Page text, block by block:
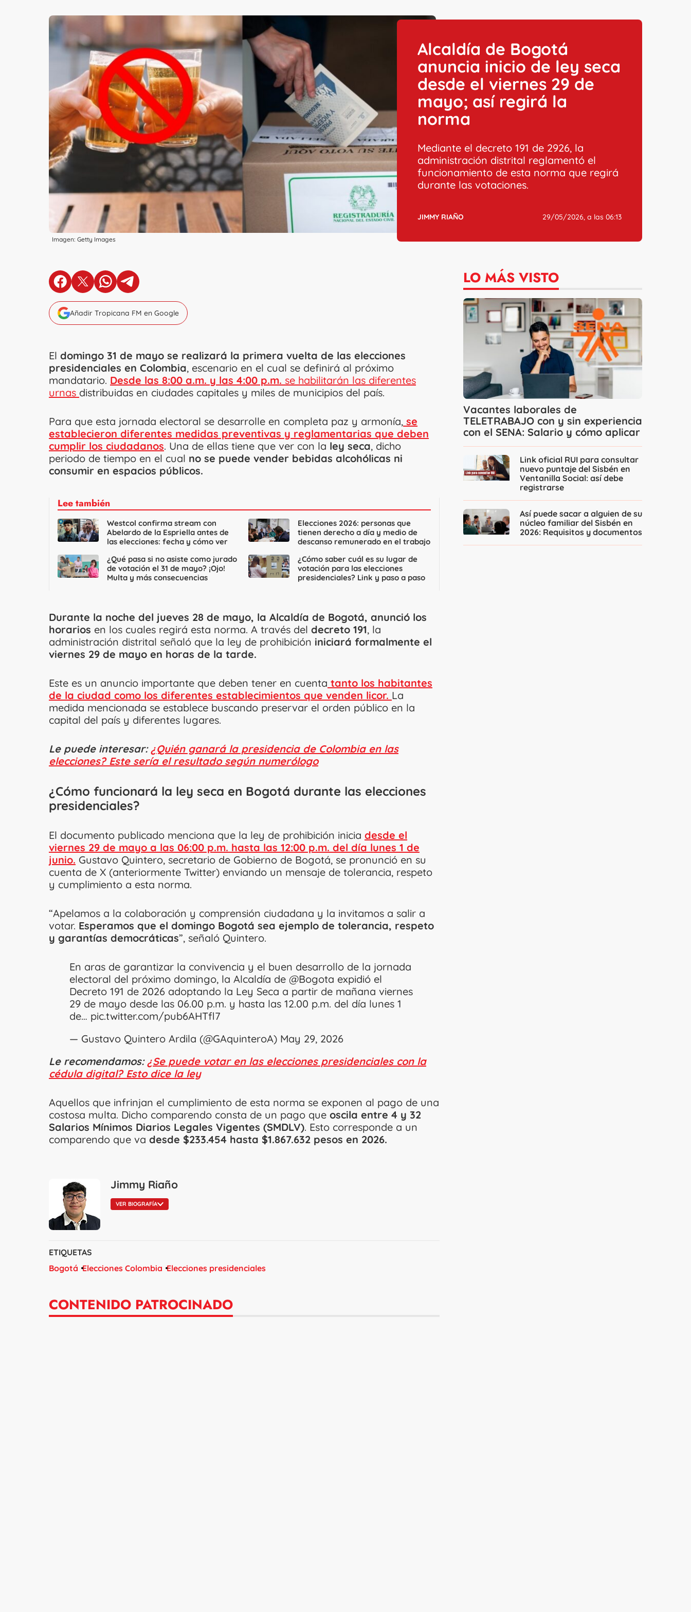
Imagen: Getty Images
Alcaldía de Bogotá
anuncia inicio de ley seca
desde el viernes 29 de
mayo; así regirá la
norma
Mediante el decreto 191 de 2926, la
administración distrital reglamentó el
funcionamiento de esta norma que regirá
durante las votaciones.
JIMMY RIAÑO 29/05/2026, a las 06:13
en Facebook
en X en Whatsapp
en Telegram
Añadir Tropicana FM en Google
El domingo 31 de mayo se realizará la primera vuelta de las elecciones
presidenciales en Colombia, escenario en el cual se definirá al próximo
mandatario. Desde las 8:00 a.m. y las 4:00 p.m. se habilitarán las diferentes
urnas distribuidas en ciudades capitales y miles de municipios del país.
Para que esta jornada electoral se desarrolle en completa paz y armonía, se
establecieron diferentes medidas preventivas y reglamentarias que deben
cumplir los ciudadanos. Una de ellas tiene que ver con la ley seca, dicho
periodo de tiempo en el cual no se puede vender bebidas alcohólicas ni
consumir en espacios públicos.
Lee también
Westcol confirma stream con
Abelardo de la Espriella antes de
las elecciones: fecha y cómo ver
Elecciones 2026: personas que
tienen derecho a día y medio de
descanso remunerado en el trabajo
¿Qué pasa si no asiste como jurado
de votación el 31 de mayo? ¡Ojo!
Multa y más consecuencias
¿Cómo saber cuál es su lugar de
votación para las elecciones
presidenciales? Link y paso a paso
Durante la noche del jueves 28 de mayo, la Alcaldía de Bogotá, anunció los
horarios en los cuales regirá esta norma. A través del decreto 191, la
administración distrital señaló que la ley de prohibición iniciará formalmente el
viernes 29 de mayo en horas de la tarde.
Este es un anuncio importante que deben tener en cuenta tanto los habitantes
de la ciudad como los diferentes establecimientos que venden licor. La
medida mencionada se establece buscando preservar el orden público en la
capital del país y diferentes lugares.
Le puede interesar: ¿Quién ganará la presidencia de Colombia en las
elecciones? Este sería el resultado según numerólogo
¿Cómo funcionará la ley seca en Bogotá durante las elecciones
presidenciales?
El documento publicado menciona que la ley de prohibición inicia desde el
viernes 29 de mayo a las 06:00 p.m. hasta las 12:00 p.m. del día lunes 1 de
junio. Gustavo Quintero, secretario de Gobierno de Bogotá, se pronunció en su
cuenta de X (anteriormente Twitter) enviando un mensaje de tolerancia, respeto
y cumplimiento a esta norma.
“Apelamos a la colaboración y comprensión ciudadana y la invitamos a salir a
votar. Esperamos que el domingo Bogotá sea ejemplo de tolerancia, respeto
y garantías democráticas”, señaló Quintero.
En aras de garantizar la convivencia y el buen desarrollo de la jornada
electoral del próximo domingo, la Alcaldía de @Bogota expidió el
Decreto 191 de 2026 adoptando la Ley Seca a partir de mañana viernes
29 de mayo desde las 06.00 p.m. y hasta las 12.00 p.m. del día lunes 1
de… pic.twitter.com/pub6AHTfl7
— Gustavo Quintero Ardila (@GAquinteroA) May 29, 2026
Le recomendamos: ¿Se puede votar en las elecciones presidenciales con la
cédula digital? Esto dice la ley
Aquellos que infrinjan el cumplimiento de esta norma se exponen al pago de una
costosa multa. Dicho comparendo consta de un pago que oscila entre 4 y 32
Salarios Mínimos Diarios Legales Vigentes (SMDLV). Esto corresponde a un
comparendo que va desde $233.454 hasta $1.867.632 pesos en 2026.
Jimmy Riaño
VER BIOGRAFÍA
ETIQUETAS
Bogotá Elecciones Colombia Elecciones presidenciales
CONTENIDO PATROCINADO
LO MÁS VISTO
Vacantes laborales de
TELETRABAJO con y sin experiencia
con el SENA: Salario y cómo aplicar
Link oficial RUI para consultar
nuevo puntaje del Sisbén en
Ventanilla Social: así debe
registrarse
Así puede sacar a alguien de su
núcleo familiar del Sisbén en
2026: Requisitos y documentos